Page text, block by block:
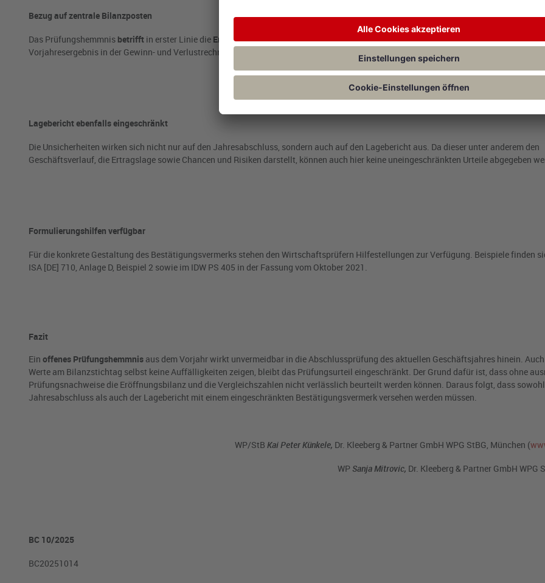
Bezug auf zentrale Bilanzposten
Das Prüfungshemmnis betrifft in erster Linie die Eröffnungsbilanzwerte,beispielsweise Vorräte oder das Eigenkapital, sowie das
Vorjahresergebnis in der Gewinn- und Verlustrechnung.
Lagebericht ebenfalls eingeschränkt
Die Unsicherheiten wirken sich nicht nur auf den Jahresabschluss, sondern auch auf den Lagebericht aus. Da dieser unter anderem den
Geschäftsverlauf, die Ertragslage sowie Chancen und Risiken darstellt, können auch hier keine uneingeschränkten Urteile abgegeben
Formulierungshilfen verfügbar
Für die konkrete Gestaltung des Bestätigungsvermerks stehen den Wirtschaftsprüfern Hilfestellungen zur Verfügung. Beispiele finden
ISA [DE] 710, Anlage D, Beispiel 2 sowie im IDW PS 405 in der Fassung vom Oktober 2021.
Fazit
Ein offenes Prüfungshemmnis aus dem Vorjahr wirkt unvermeidbar in die Abschlussprüfung des aktuellen Geschäftsjahres hinein.
Werte am Bilanzstichtag selbst keine Auffälligkeiten zeigen, bleibt das Prüfungsurteil eingeschränkt. Der Grund dafür ist, dass ohne
Prüfungsnachweise die Eröffnungsbilanz und die Vergleichszahlen nicht verlässlich beurteilt werden können. Daraus folgt, dass
Jahresabschluss als auch der Lagebericht mit einem eingeschränkten Bestätigungsvermerk versehen werden müssen.
WP/StB Kai Peter Künkele, Dr. Kleeberg & Partner GmbH WPG StBG, München (
WP Sanja Mitrovic, Dr. Kleeberg & Partner GmbH WPG
BC 10/2025
BC20251014